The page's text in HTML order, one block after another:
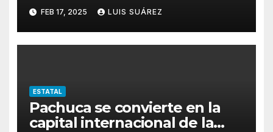
FEB 17, 2025 LUIS SUÁREZ
ESTATAL
Pachuca se convierte en la
capital internacional de la